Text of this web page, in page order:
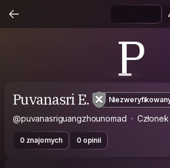
P
Puvanasri E.
@puvanasriguangzhounomad
0 znajomych 0 opinii